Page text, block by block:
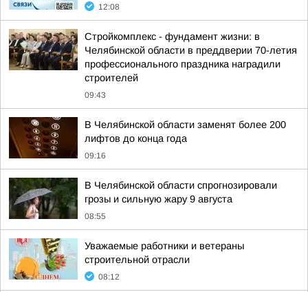
12:08
Стройкомплекс - фундамент жизни: в
Челябинской области в преддверии 70-летия
профессионального праздника наградили
строителей
09:43
В Челябинской области заменят более 200
лифтов до конца года
09:16
В Челябинской области спрогнозировали
грозы и сильную жару 9 августа
08:55
Уважаемые работники и ветераны
строительной отрасли
08:12